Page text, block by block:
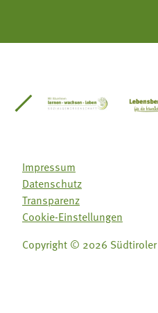
Südtirol
Gärtnervereinigung
Impressum
Datenschutz
Transparenz
Cookie-Einstellungen
Copyright © 2026